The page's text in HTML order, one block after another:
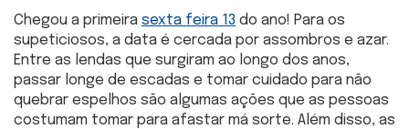
Chegou a primeira sexta feira 13 do ano! Para os
supeticiosos, a data é cercada por assombros e azar.
Entre as lendas que surgiram ao longo dos anos,
passar longe de escadas e tomar cuidado para não
quebrar espelhos são algumas ações que as pessoas
costumam tomar para afastar má sorte. Além disso, as